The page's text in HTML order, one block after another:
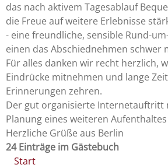
das nach aktivem Tagesablauf
die Freue auf weitere Erlebnisse
- eine freundliche, sensible Rund-
einen das Abschiednehmen schwer
Für alles danken wir recht herzlich,
Eindrücke mitnehmen und lange
Erinnerungen zehren.
Der gut organisierte Internetauftritt
Planung eines weiteren
Herzliche Grüße aus Berlin
24 Einträge im Gästebuch
Start